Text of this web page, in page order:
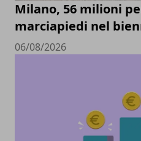
Milano, 56 milioni
marciapiedi nel
06/08/2026